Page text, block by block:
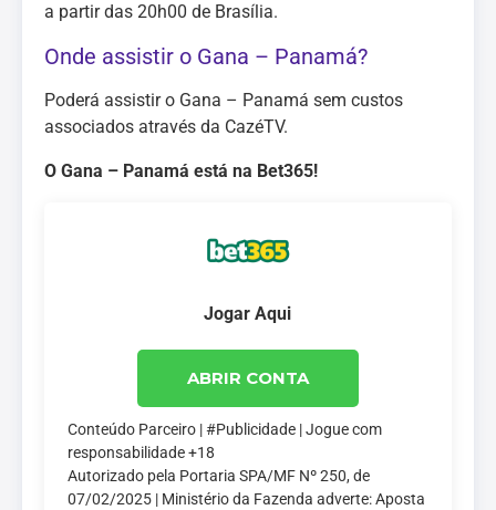
a partir das 20h00 de Brasília.
Onde assistir o Gana – Panamá?
Poderá assistir o Gana – Panamá sem custos
associados através da CazéTV.
O Gana – Panamá está na Bet365!
Jogar Aqui
ABRIR CONTA
Conteúdo Parceiro | #Publicidade | Jogue com
responsabilidade +18
Autorizado pela Portaria SPA/MF Nº 250, de
07/02/2025 | Ministério da Fazenda adverte: Aposta